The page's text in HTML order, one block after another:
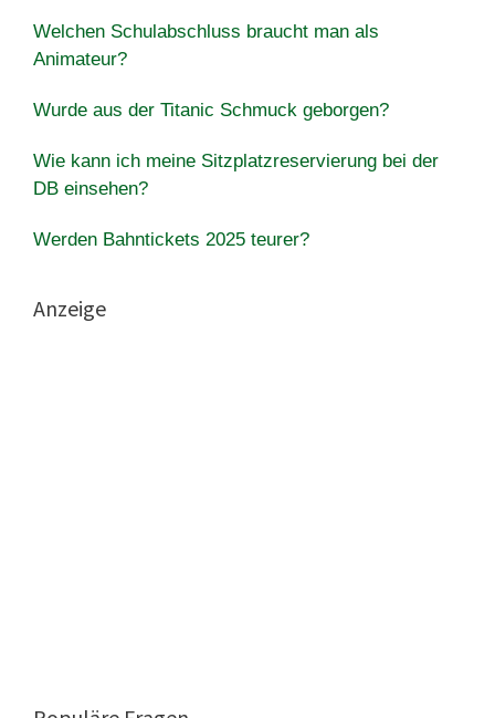
Welchen Schulabschluss braucht man als
Animateur?
Wurde aus der Titanic Schmuck geborgen?
Wie kann ich meine Sitzplatzreservierung bei der
DB einsehen?
Werden Bahntickets 2025 teurer?
Anzeige